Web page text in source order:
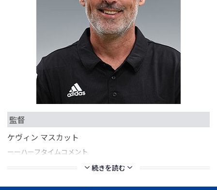
監督
ケヴィン マスカット
ーーハーフタイムコメント
続きを読む